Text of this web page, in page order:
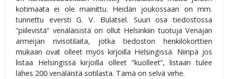
kotimaata ei ole mainittu. Heidän joukossaan on mm.
tunnettu eversti G. V. Bulatsel. Suuri osa tiedostossa
”piilevistä” venäläisistä on ollut Helsinkiin tuotuja Venäjän
armeijan rivisotilaita, jotka tiedoston henkilökorttien
mukaan ovat olleet myös kirjoilla Helsingissä. Niinpä jos
listaa Helsingissä kirjoilla olleet ”kuolleet”, listaan tulee
lähes 200 venäläistä sotilasta. Tämä on selvä virhe.